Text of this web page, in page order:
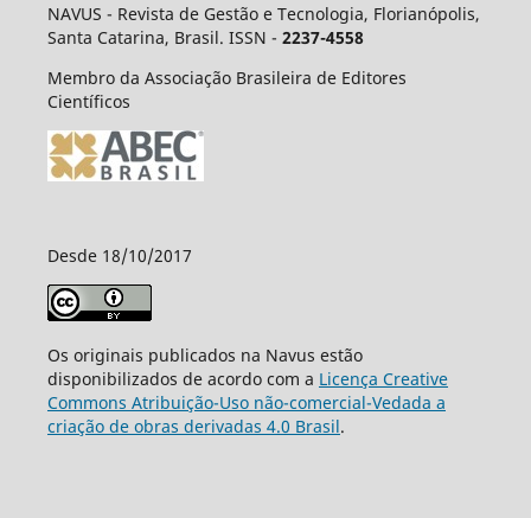
NAVUS - Revista de Gestão e Tecnologia, Florianópolis,
Santa Catarina, Brasil. ISSN - 2237-4558
Membro da Associação Brasileira de Editores
Científicos
Desde 18/10/2017
Os originais publicados na Navus estão
disponibilizados de acordo com a Licença Creative
Commons Atribuição-Uso não-comercial-Vedada a
criação de obras derivadas 4.0 Brasil.